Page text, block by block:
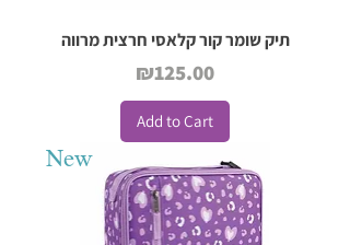
תיק שומר קור קלאסי חרצית מרווה
Price
₪125.00
Add to Cart
New